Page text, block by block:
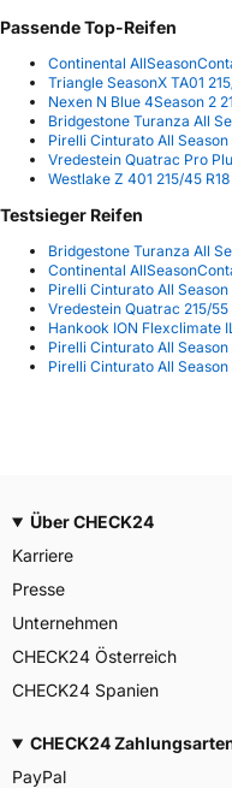
Passende Top-Reifen
Continental
Triangle SeasonX TA01
Nexen N Blue 4Season 2
Bridgestone Turanza All
Pirelli Cinturato All
Vredestein Quatrac Pro
Westlake Z 401 215/45
Testsieger Reifen
Bridgestone Turanza All
Continental
Pirelli Cinturato All
Vredestein Quatrac 215/
Hankook ION Flexclimate
Pirelli Cinturato All
Pirelli Cinturato All Season
Über CHECK24
Karriere
Presse
Unternehmen
CHECK24 Österreich
CHECK24 Spanien
CHECK24
PayPal